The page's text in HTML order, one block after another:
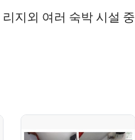
지외 여러 숙박 시설 중